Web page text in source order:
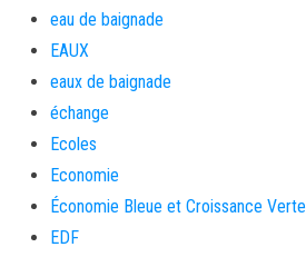
eau de baignade
EAUX
eaux de baignade
échange
Ecoles
Economie
Économie Bleue et Croissance Verte
EDF